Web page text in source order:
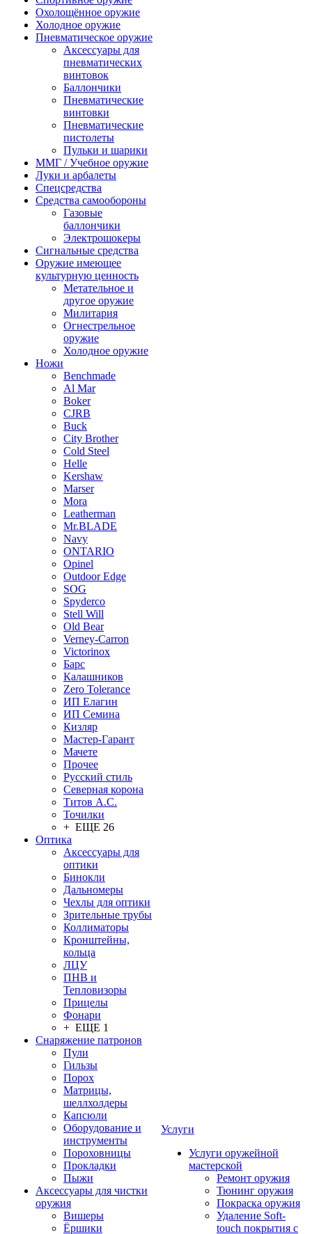
Охолощённое оружие
Холодное оружие
Пневматическое оружие
Аксессуары для
пневматических
винтовок
Баллончики
Пневматические
винтовки
Пневматические
пистолеты
Пульки и шарики
ММГ / Учебное оружие
Луки и арбалеты
Спецсредства
Средства самообороны
Газовые
баллончики
Электрошокеры
Сигнальные средства
Оружие имеющее
культурную ценность
Метательное и
другое оружие
Милитария
Огнестрельное
оружие
Холодное оружие
Ножи
Benchmade
Al Mar
Boker
CJRB
Buck
City Brother
Cold Steel
Helle
Kershaw
Marser
Mora
Leatherman
Mr.BLADE
Navy
ONTARIO
Opinel
Outdoor Edge
SOG
Spyderco
Stell Will
Old Bear
Verney-Carron
Victorinox
Барс
Калашников
Zero Tolerance
ИП Елагин
ИП Семина
Кизляр
Мастер-Гарант
Мачете
Прочее
Русский стиль
Северная корона
Титов А.С.
Точилки
+ ЕЩЕ 26
Оптика
Аксессуары для
оптики
Бинокли
Дальномеры
Чехлы для оптики
Зрительные трубы
Коллиматоры
Кронштейны,
кольца
ЛЦУ
ПНВ и
Тепловизоры
Прицелы
Фонари
+ ЕЩЕ 1
Снаряжение патронов
Пули
Гильзы
Порох
Матрицы,
шеллхолдеры
Капсюли
Оборудование и
инструменты
Пороховницы
Прокладки
Пыжи
Аксессуары для чистки
оружия
Вишеры
Ёршики
Услуги
Услуги оружейной
мастерской
Ремонт оружия
Тюнинг оружия
Покраска оружия
Удаление Soft-
touch покрытия с